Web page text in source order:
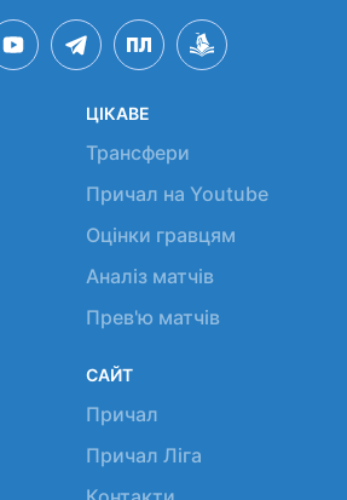
ЦІКАВЕ
Трансфери
Причал на Youtube
Оцінки гравцям
Аналіз матчів
Прев'ю матчів
САЙТ
Причал
Причал Ліга